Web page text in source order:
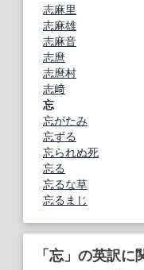
志麻里
志麻雄
志麻音
志麿
志麿村
志﨑
忘
忘がたみ
忘ずる
忘られぬ死
忘る
忘るな草
忘るまじ
「忘」の英訳